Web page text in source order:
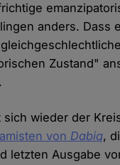
anders. Dass
Zustand"
sich wieder der
von Dabiq,
letzten Ausgabe